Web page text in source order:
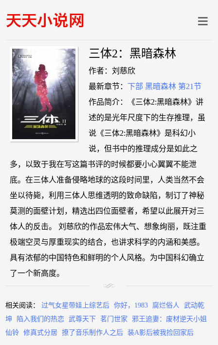
三体2：黑暗森林
作者：刘慈欣
最新章节： 下部 黑暗森林 第21节
作品简介：《三体2:黑暗森林》讲
述的是光年尺度下的生存推理，虽
说《三体2:黑暗森林》是科幻小
说，但书中的推理成分是如此之
多，以致于我在写这篇书评的时候都要小心翼翼不能泄
底。在三体人准备侵略地球的这段时间里，人类当然不会
坐以待毙，利用三体人思维透明的致命缺陷，制订了神秘
莫测的面壁计划，精选出四位面壁者，希望以此展开对三
体人的反击。 刘慈欣的作品宏伟大气、想象绚丽，既注重
极端空灵与厚重现实的结合，也讲求科学的内涵和美感。
具有浓郁的中国特色和鲜明的个人风格。为中国科幻确立
了一个新高度。
相关阅读：过气女星带娃上综艺后 你好，1983 腐烂俗人
武动乾
坤
陷入我们的热恋 武尊天下 茗门世家
邪王追妻：废材逆天小姐
仙铃
修真式分居 撩了音乐制作人之后 装A影后被我捡回家后